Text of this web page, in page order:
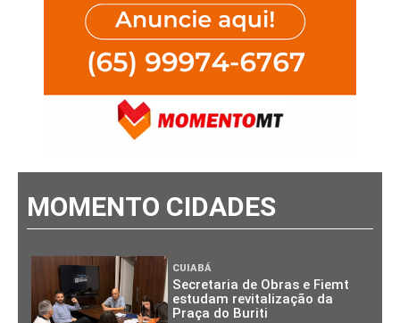
MOMENTO CIDADES
CUIABÁ
Secretaria de Obras e Fiemt
estudam revitalização da
Praça do Buriti